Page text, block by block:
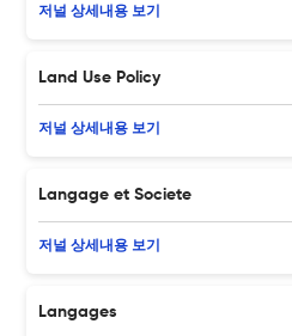
저널 상세내용 보기
Land Use Policy
저널 상세내용 보기
Langage et Societe
저널 상세내용 보기
Langages